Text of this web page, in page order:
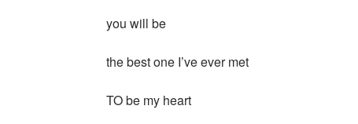
you will be
the best one I’ve ever met
TO be my heart